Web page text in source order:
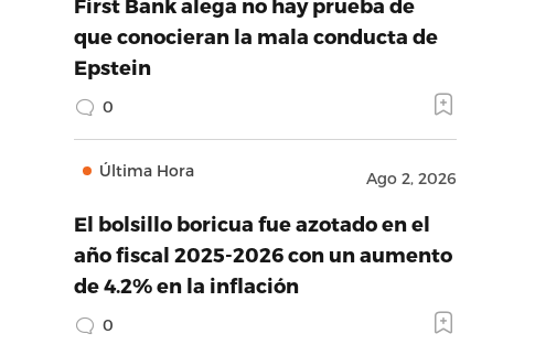
First Bank alega no hay prueba de
que conocieran la mala conducta de
Epstein
0
Última Hora Ago 2, 2026
El bolsillo boricua fue azotado en el
año fiscal 2025-2026 con un aumento
de 4.2% en la inflación
0